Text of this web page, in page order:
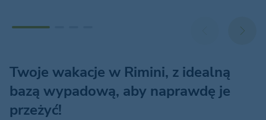
Twoje wakacje w Rimini, z idealną
bazą wypadową, aby naprawdę je
przeżyć!